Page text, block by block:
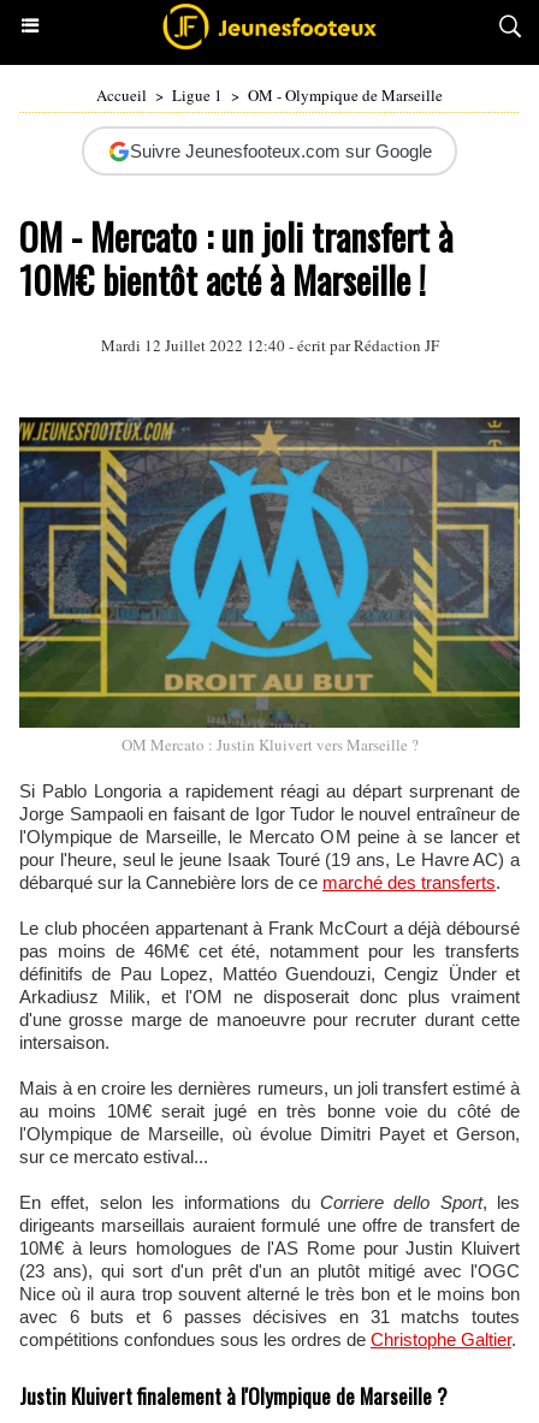
Accueil > Ligue 1 > OM - Olympique de Marseille
Suivre Jeunesfooteux.com sur Google
OM - Mercato : un joli transfert à
10M€ bientôt acté à Marseille !
Mardi 12 Juillet 2022 12:40 - écrit par Rédaction JF
OM Mercato : Justin Kluivert vers Marseille ?
Si Pablo Longoria a rapidement réagi au départ surprenant de
Jorge Sampaoli en faisant de Igor Tudor le nouvel entraîneur de
l'Olympique de Marseille, le Mercato OM peine à se lancer et
pour l'heure, seul le jeune Isaak Touré (19 ans, Le Havre AC) a
débarqué sur la Cannebière lors de ce marché des transferts.
Le club phocéen appartenant à Frank McCourt a déjà déboursé
pas moins de 46M€ cet été, notamment pour les transferts
définitifs de Pau Lopez, Mattéo Guendouzi, Cengiz Ünder et
Arkadiusz Milik, et l'OM ne disposerait donc plus vraiment
d'une grosse marge de manoeuvre pour recruter durant cette
intersaison.
Mais à en croire les dernières rumeurs, un joli transfert estimé à
au moins 10M€ serait jugé en très bonne voie du côté de
l'Olympique de Marseille, où évolue Dimitri Payet et Gerson,
sur ce mercato estival...
En effet, selon les informations du Corriere dello Sport, les
dirigeants marseillais auraient formulé une offre de transfert de
10M€ à leurs homologues de l'AS Rome pour Justin Kluivert
(23 ans), qui sort d'un prêt d'un an plutôt mitigé avec l'OGC
Nice où il aura trop souvent alterné le très bon et le moins bon
avec 6 buts et 6 passes décisives en 31 matchs toutes
compétitions confondues sous les ordres de Christophe Galtier.
Justin Kluivert finalement à l'Olympique de Marseille ?